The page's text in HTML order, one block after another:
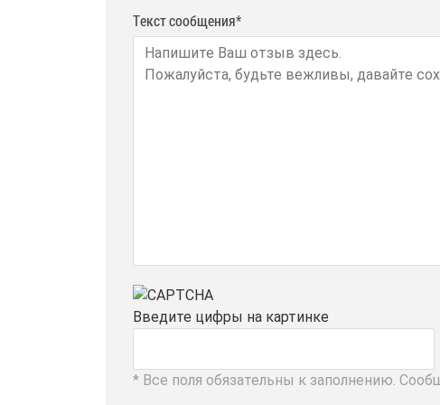
Текст сообщения*
Введите цифры на картинке
* Все поля обязательны к заполнению.